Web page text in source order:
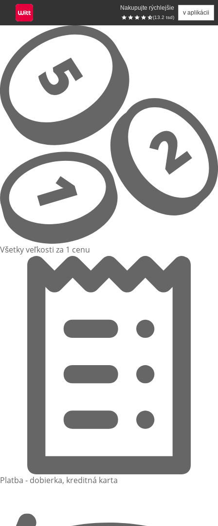
Nakupujte rýchlejšie
(13.2 tsd)
v aplikácii
Prejsť na hlavný obsah
Všetky veľkosti za 1 cenu
Platba - dobierka, kreditná karta